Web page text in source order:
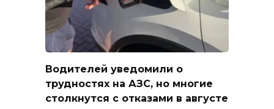
Водителей уведомили о
трудностях на АЗС, но многие
столкнутся с отказами в августе